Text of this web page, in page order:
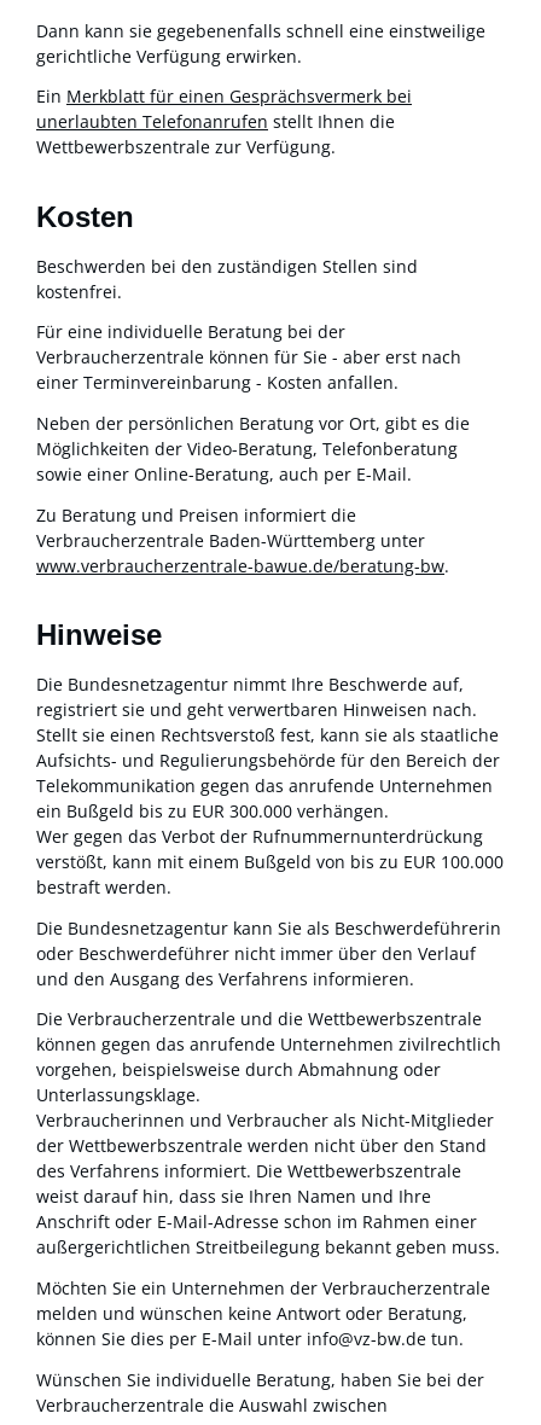
Dann kann sie gegebenenfalls schnell eine einstweilige
gerichtliche Verfügung erwirken.
Ein Merkblatt für einen Gesprächsvermerk bei
unerlaubten Telefonanrufen stellt Ihnen die
Wettbewerbszentrale zur Verfügung.
Kosten
Beschwerden bei den zuständigen Stellen sind
kostenfrei.
Für eine individuelle Beratung bei der
Verbraucherzentrale können für Sie - aber erst nach
einer Terminvereinbarung - Kosten anfallen.
Neben der persönlichen Beratung vor Ort, gibt es die
Möglichkeiten der Video-Beratung, Telefonberatung
sowie einer Online-Beratung, auch per E-Mail.
Zu Beratung und Preisen informiert die
Verbraucherzentrale Baden-Württemberg unter
www.verbraucherzentrale-bawue.de/beratung-bw.
Hinweise
Die Bundesnetzagentur nimmt Ihre Beschwerde auf,
registriert sie und geht verwertbaren Hinweisen nach.
Stellt sie einen Rechtsverstoß fest, kann sie als staatliche
Aufsichts- und Regulierungsbehörde für den Bereich der
Telekommunikation gegen das anrufende Unternehmen
ein Bußgeld bis zu EUR 300.000 verhängen.
Wer gegen das Verbot der Rufnummernunterdrückung
verstößt, kann mit einem Bußgeld von bis zu EUR 100.000
bestraft werden.
Die Bundesnetzagentur kann Sie als Beschwerdeführerin
oder Beschwerdeführer nicht immer über den Verlauf
und den Ausgang des Verfahrens informieren.
Die Verbraucherzentrale und die Wettbewerbszentrale
können gegen das anrufende Unternehmen zivilrechtlich
vorgehen, beispielsweise durch Abmahnung oder
Unterlassungsklage.
Verbraucherinnen und Verbraucher als Nicht-Mitglieder
der Wettbewerbszentrale werden nicht über den Stand
des Verfahrens informiert. Die Wettbewerbszentrale
weist darauf hin, dass sie Ihren Namen und Ihre
Anschrift oder E-Mail-Adresse schon im Rahmen einer
außergerichtlichen Streitbeilegung bekannt geben muss.
Möchten Sie ein Unternehmen der Verbraucherzentrale
melden und wünschen keine Antwort oder Beratung,
können Sie dies per E-Mail unter info@vz-bw.de tun.
Wünschen Sie individuelle Beratung, haben Sie bei der
Verbraucherzentrale die Auswahl zwischen